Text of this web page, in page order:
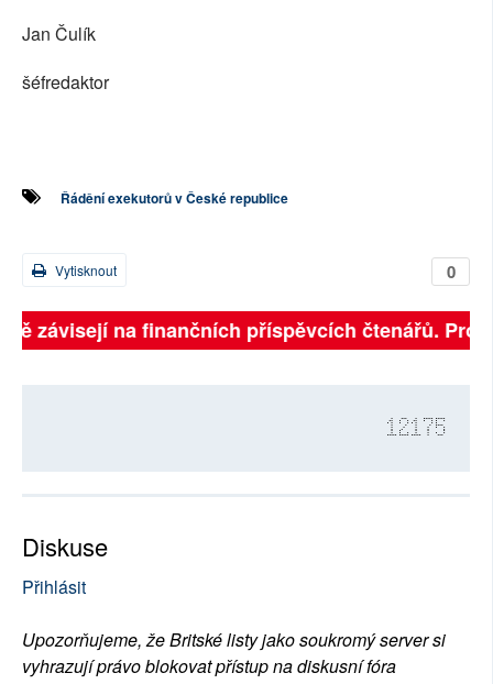
Jan Čulík
šéfredaktor
Řádění exekutorů v České republice
0
Vytisknout
závisejí na finančních příspěvcích čtenářů.
12175
Diskuse
Přihlásit
Upozorňujeme, že Britské listy jako soukromý server si
vyhrazují právo blokovat přístup na diskusní fóra